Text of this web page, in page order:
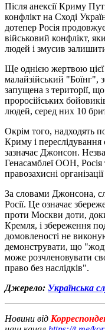
Після анексії Криму
конфлікт на Сході
дотепер Росія
військовий конфлікт,
людей і змусив
Ще однією жертвою цієї
малайзійський "Боїнг",
запущена з території,
проросійських
людей, серед них 10
Окрім того, надходять
Криму і переслідування
зазначає Джонсон.
Генасамблеї ООН, Росія
правозахисні
За словами Джонсона,
Росії. Це означає
проти Москви доти,
Кремля, і збереження
домовленості не
демонструвати, що
може розчленовувати
право без наслідків".
Джерело: Українська
Новини від